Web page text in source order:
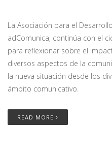
La Asociación para el
adComunica, continúa con el
para reflexionar sobre el
diversos aspectos de la
la nueva situación desde los
ámbito comunicativo.
READ MORE